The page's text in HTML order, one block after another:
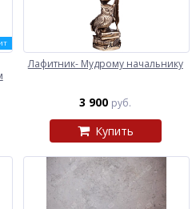
Лафитник- Мудрому начальнику
3 900 руб.
Купить